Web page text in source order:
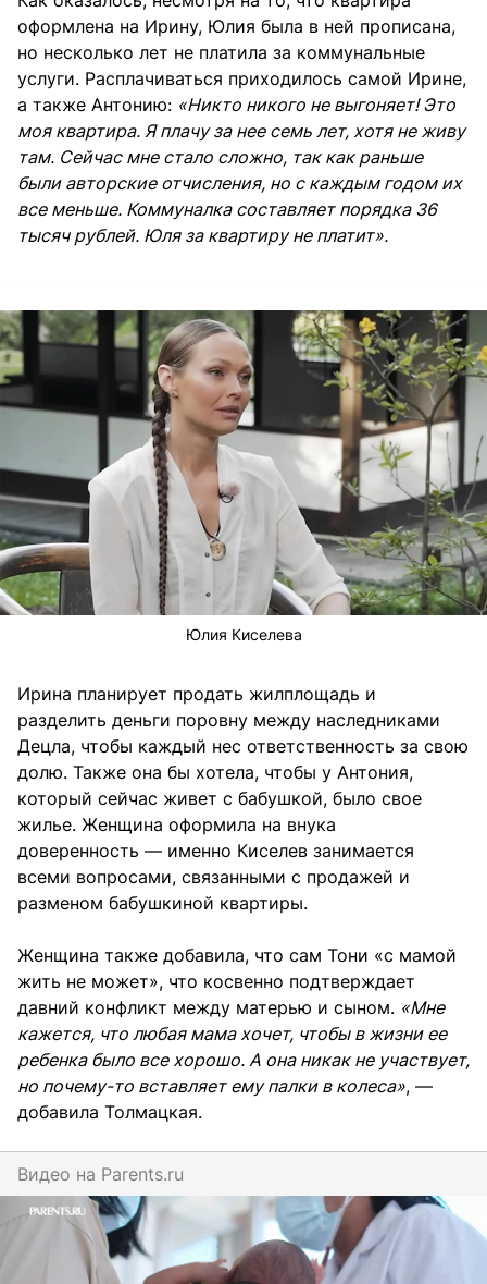
оформлена на Ирину, Юлия была в ней прописана,
но несколько лет не платила за коммунальные
услуги. Расплачиваться приходилось самой Ирине,
а также Антонию: «Никто никого не выгоняет! Это
моя квартира. Я плачу за нее семь лет, хотя не живу
там. Сейчас мне стало сложно, так как раньше
были авторские отчисления, но с каждым годом их
все меньше. Коммуналка составляет порядка 36
тысяч рублей. Юля за квартиру не платит».
Юлия Киселева
Ирина планирует продать жилплощадь и
разделить деньги поровну между наследниками
Децла, чтобы каждый нес ответственность за свою
долю. Также она бы хотела, чтобы у Антония,
который сейчас живет с бабушкой, было свое
жилье. Женщина оформила на внука
доверенность — именно Киселев занимается
всеми вопросами, связанными с продажей и
разменом бабушкиной квартиры.
Женщина также добавила, что сам Тони «с мамой
жить не может», что косвенно подтверждает
давний конфликт между матерью и сыном. «Мне
кажется, что любая мама хочет, чтобы в жизни ее
ребенка было все хорошо. А она никак не участвует,
но почему-то вставляет ему палки в колеса», —
добавила Толмацкая.
Видео на parents.ru